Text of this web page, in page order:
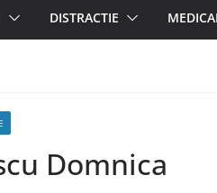
DISTRACTIE
Domnica